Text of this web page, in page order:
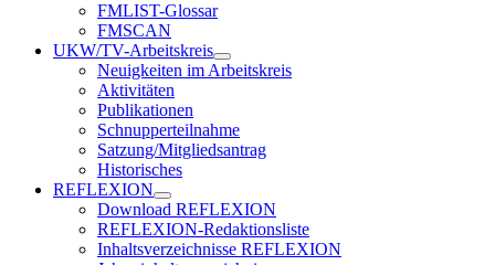
FMLIST-Glossar
FMSCAN
UKW/TV-Arbeitskreis
Neuigkeiten im Arbeitskreis
Aktivitäten
Publikationen
Schnupperteilnahme
Satzung/Mitgliedsantrag
Historisches
REFLEXION
Download REFLEXION
REFLEXION-Redaktionsliste
Inhaltsverzeichnisse REFLEXION